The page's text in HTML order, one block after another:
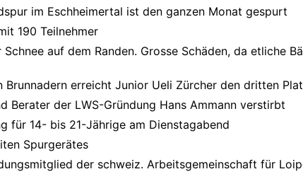
im Eschheimertal ist den ganzen Monat gespurt
190 Teilnehmer
Schnee auf dem Randen. Grosse Schäden, da etliche
Brunnadern erreicht Junior Ueli Zürcher den dritten
Berater der LWS-Gründung Hans Ammann verstirbt
für 14- bis 21-Jährige am Dienstagabend
Spurgerätes
der schweiz. Arbeitsgemeinschaft für